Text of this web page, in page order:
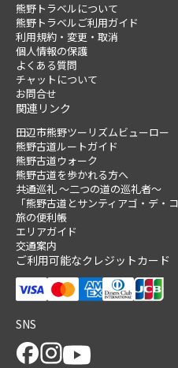
熊野トラベルについて
熊野トラベルご利用ガイド
利用規約・変更・取消
個人情報の保護
よくある質問
チャットについて
お問合せ
関連リンク
田辺市熊野ツーリズムビューロー
熊野古道ルートガイド
熊野古道ウォーク
熊野古道を歩かれる方へ
共通巡礼 ～二つの道の巡礼者～
「熊野古道とサンティアゴ・デ・
旅の便利帳
エリアガイド
交通案内
ご利用可能なクレジットカード
SNS